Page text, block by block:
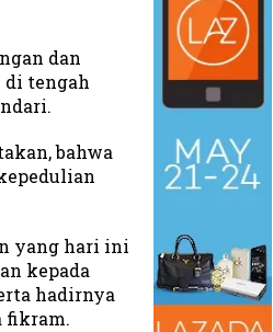
dan
di tengah
bahwa
yang hari ini
kepada
hadirnya
fikram.